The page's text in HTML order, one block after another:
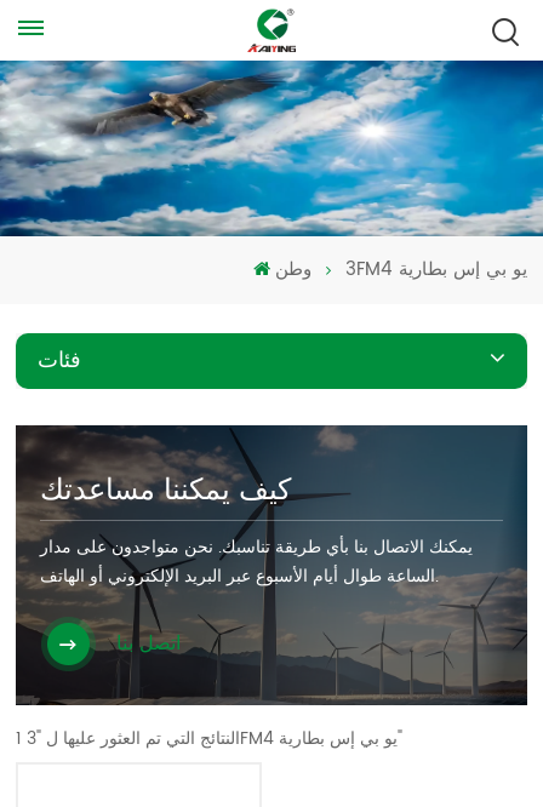
وطن 3FM4 يو بي إس بطارية
فئات
كيف يمكننا مساعدتك
يمكنك الاتصال بنا بأي طريقة تناسبك. نحن متواجدون على مدار
الساعة طوال أيام الأسبوع عبر البريد الإلكتروني أو الهاتف.
اتصل بنا
1 النتائج التي تم العثور عليها ل "3FM4 يو بي إس بطارية"